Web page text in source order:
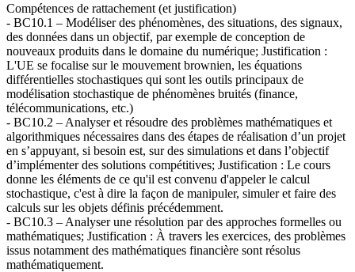
Compétences de rattachement (et justification)
- BC10.1 – Modéliser des phénomènes, des situations, des signaux,
des données dans un objectif, par exemple de conception de
nouveaux produits dans le domaine du numérique; Justification :
L'UE se focalise sur le mouvement brownien, les équations
différentielles stochastiques qui sont les outils principaux de
modélisation stochastique de phénomènes bruités (finance,
télécommunications, etc.)
- BC10.2 – Analyser et résoudre des problèmes mathématiques et
algorithmiques nécessaires dans des étapes de réalisation d’un projet
en s’appuyant, si besoin est, sur des simulations et dans l’objectif
d’implémenter des solutions compétitives; Justification : Le cours
donne les éléments de ce qu'il est convenu d'appeler le calcul
stochastique, c'est à dire la façon de manipuler, simuler et faire des
calculs sur les objets définis précédemment.
- BC10.3 – Analyser une résolution par des approches formelles ou
mathématiques; Justification : À travers les exercices, des problèmes
issus notamment des mathématiques financière sont résolus
mathématiquement.